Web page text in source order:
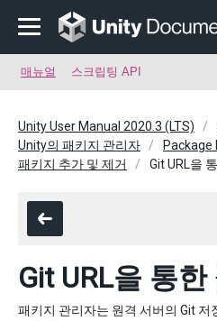
매뉴얼 스크립팅 API
Unity User Manual 2020.3 (LTS)
Unity의 패키지 관리자
Package
패키지 추가 및 제거
Git URL을
Git URL을 통한
패키지 관리자는 원격 서버의 Git 저